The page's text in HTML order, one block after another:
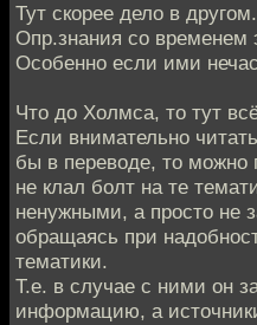
Тут скорее дело в другом.
Опр.знания со временем
Особенно если ими
Что до Холмса, то тут
Если внимательно
бы в переводе, то можно
не клал болт на те
ненужными, а просто не
обращаясь при
тематики.
Т.е. в случае с ними он
информацию, а